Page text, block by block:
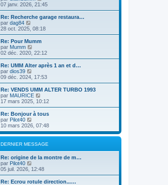
o
i
r
e
n
i
r
e
s
s
g
e
07 janv. 2026, 21:45
Re: Recherche garage restaura…
par dag84
o
i
r
l
e
d
e
r
n
i
r
m
e
s
s
a
g
e
28 oct. 2025, 08:18
Re: Pour Mumm
par Mumm
o
i
r
e
e
r
n
i
e
r
e
s
a
g
e
02 déc. 2020, 22:12
Re: UMM Alter après 1 an et d…
par dios39
o
i
r
l
e
d
e
r
n
i
e
m
e
s
a
g
e
09 déc. 2024, 17:53
Re: VENDS UMM ALTER TURBO 1993
par MAURICE
o
i
r
e
e
r
n
i
e
m
e
s
17 mars 2025, 10:12
Re: Bonjour à tous
par Pilot40
o
i
r
l
e
n
i
e
10 mars 2026, 07:48
DERNIER MESSAGE
Re: origine de la montre de m…
par Pilot40
o
i
r
05 juil. 2026, 12:48
Re: Ecrou rotule direction...…